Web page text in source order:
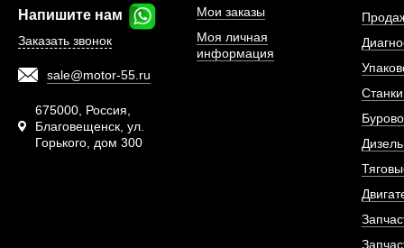
Фильтр топливный
двигателя
АРТИКУЛ:
ПОД
Напишите нам
Заказать звонок
sale@motor-55.ru
675000, Россия,
Благовещенск, ул.
Горького, дом 300
Мои заказы
Моя личная
информация